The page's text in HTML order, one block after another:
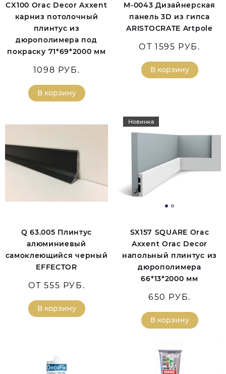
CX100 Orac Decor Axxent
карниз потолочный
плинтус из
дюрополимера под
покраску 71*69*2000 мм
1098 РУБ.
В корзину
M-0043 Дизайнерская
панель 3D из гипса
ARISTOCRATE Artpole
ОТ 1595 РУБ.
В корзину
Q 63.005 Плинтус
алюминиевый
самоклеющийся черный
EFFECTOR
ОТ 555 РУБ.
В корзину
Новинка
SX157 SQUARE Orac
Axxent Orac Decor
напольный плинтус из
дюрополимера
66*13*2000 мм
650 РУБ.
В корзину